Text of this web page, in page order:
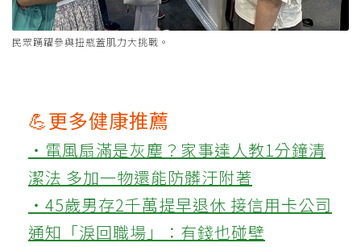
民眾踴躍參與扭瓶蓋肌力大挑戰。
💪更多健康推薦
‧電風扇滿是灰塵？家事達人教1分鐘清
潔法 多加一物還能防髒汙附著
‧45歲男存2千萬提早退休 接信用卡公司
通知「淚回職場」：有錢也碰壁